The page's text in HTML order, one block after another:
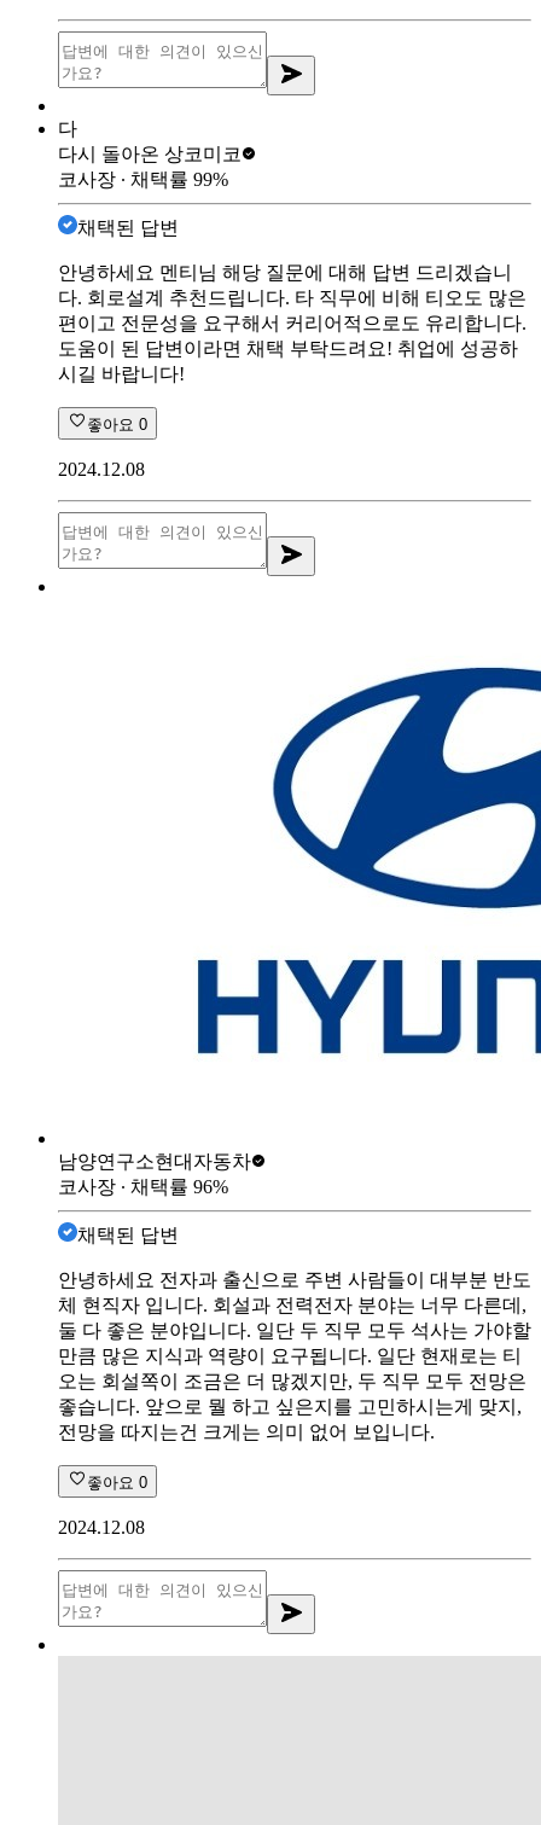
다
다시 돌아온 상코미코
코사장 ∙ 채택률 99%
채택된 답변
안녕하세요 멘티님 해당 질문에 대해 답변 드리겠습니
다. 회로설계 추천드립니다. 타 직무에 비해 티오도 많은
편이고 전문성을 요구해서 커리어적으로도 유리합니다.
도움이 된 답변이라면 채택 부탁드려요! 취업에 성공하
시길 바랍니다!
좋아요 0
2024.12.08
남양연구소현대자동차
코사장 ∙ 채택률 96%
채택된 답변
안녕하세요 전자과 출신으로 주변 사람들이 대부분 반도
체 현직자 입니다. 회설과 전력전자 분야는 너무 다른데,
둘 다 좋은 분야입니다. 일단 두 직무 모두 석사는 가야할
만큼 많은 지식과 역량이 요구됩니다. 일단 현재로는 티
오는 회설쪽이 조금은 더 많겠지만, 두 직무 모두 전망은
좋습니다. 앞으로 뭘 하고 싶은지를 고민하시는게 맞지,
전망을 따지는건 크게는 의미 없어 보입니다.
좋아요 0
2024.12.08